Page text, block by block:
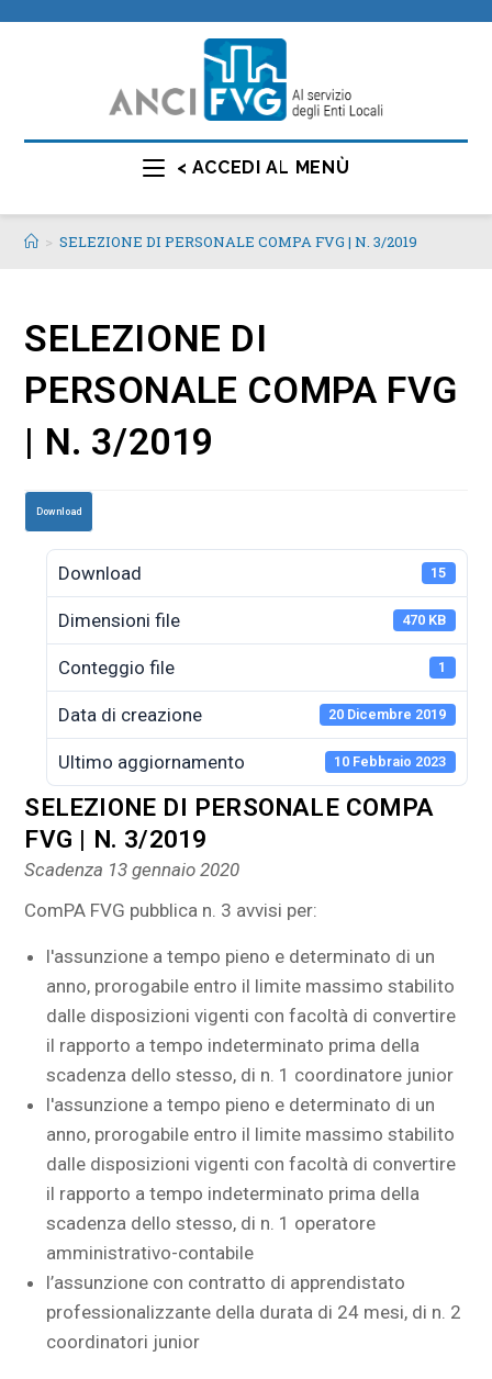
< ACCEDI AL MENÙ
> SELEZIONE DI PERSONALE COMPA FVG | N. 3/2019
SELEZIONE DI
PERSONALE COMPA FVG
| N. 3/2019
Download
Download 15
Dimensioni file 470 KB
Conteggio file 1
Data di creazione 20 Dicembre 2019
Ultimo aggiornamento 10 Febbraio 2023
SELEZIONE DI PERSONALE COMPA
FVG | N. 3/2019
Scadenza 13 gennaio 2020
ComPA FVG pubblica n. 3 avvisi per:
l'assunzione a tempo pieno e determinato di un
anno, prorogabile entro il limite massimo stabilito
dalle disposizioni vigenti con facoltà di convertire
il rapporto a tempo indeterminato prima della
scadenza dello stesso, di n. 1 coordinatore junior
l'assunzione a tempo pieno e determinato di un
anno, prorogabile entro il limite massimo stabilito
dalle disposizioni vigenti con facoltà di convertire
il rapporto a tempo indeterminato prima della
scadenza dello stesso, di n. 1 operatore
amministrativo-contabile
l’assunzione con contratto di apprendistato
professionalizzante della durata di 24 mesi, di n. 2
coordinatori junior